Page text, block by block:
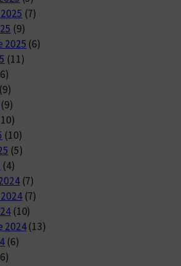
(7)
(9)
2025 (6)
(11)
(9)
(9)
(10)
(5)
(4)
(7)
(7)
(10)
2024(13)
(6)